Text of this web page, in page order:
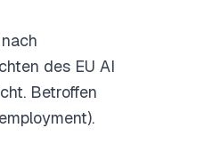
des EU AI
Betroffen